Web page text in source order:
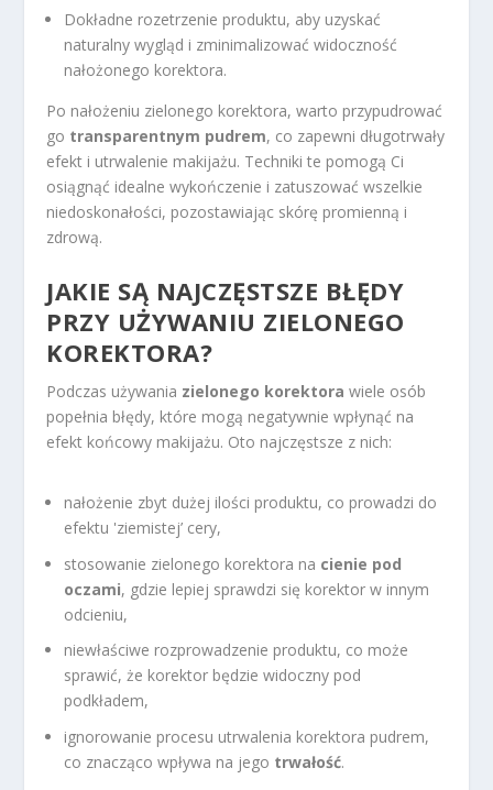
Dokładne rozetrzenie produktu, aby uzyskać
naturalny wygląd i zminimalizować widoczność
nałożonego korektora.
Po nałożeniu zielonego korektora, warto przypudrować
go transparentnym pudrem, co zapewni długotrwały
efekt i utrwalenie makijażu. Techniki te pomogą Ci
osiągnąć idealne wykończenie i zatuszować wszelkie
niedoskonałości, pozostawiając skórę promienną i
zdrową.
JAKIE SĄ NAJCZĘSTSZE BŁĘDY
PRZY UŻYWANIU ZIELONEGO
KOREKTORA?
Podczas używania zielonego korektora wiele osób
popełnia błędy, które mogą negatywnie wpłynąć na
efekt końcowy makijażu. Oto najczęstsze z nich:
nałożenie zbyt dużej ilości produktu, co prowadzi do
efektu 'ziemistej’ cery,
stosowanie zielonego korektora na cienie pod
oczami, gdzie lepiej sprawdzi się korektor w innym
odcieniu,
niewłaściwe rozprowadzenie produktu, co może
sprawić, że korektor będzie widoczny pod
podkładem,
ignorowanie procesu utrwalenia korektora pudrem,
co znacząco wpływa na jego trwałość.